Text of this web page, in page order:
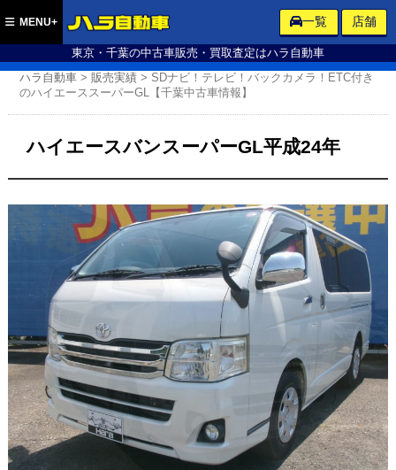
東京・千葉の中古車販売・買取査定はハラ自動車
MENU+ 一覧 店舗
ハラ自動車 >販売実績 > SDナビ！テレビ！バックカメラ！ETC付き
のハイエーススーパーGL【千葉中古車情報】
ハイエースバンスーパーGL平成24年